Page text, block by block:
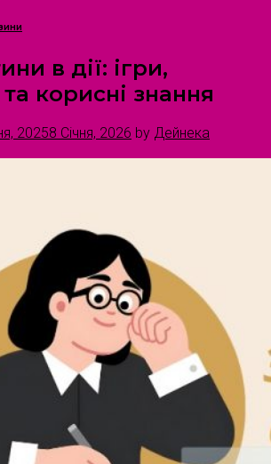
в дії: ігри,
корисні знання
20258 Січня, 2026 by Дейнека